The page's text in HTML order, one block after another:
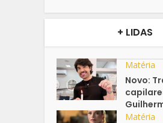
+ LIDAS
Matéria
Novo:
Matéria